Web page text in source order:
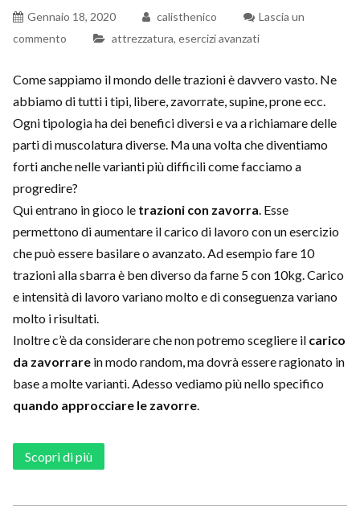
Gennaio 18, 2020 calisthenico
Lascia un
commento
attrezzatura, esercizi avanzati
Come sappiamo il mondo delle trazioni è davvero vasto. Ne
abbiamo di tutti i tipi, libere, zavorrate, supine, prone ecc.
Ogni tipologia ha dei benefici diversi e va a richiamare delle
parti di muscolatura diverse. Ma una volta che diventiamo
forti anche nelle varianti più difficili come facciamo a
progredire?
Qui entrano in gioco le trazioni con zavorra . Esse
permettono di aumentare il carico di lavoro con un esercizio
che può essere basilare o avanzato. Ad esempio fare 10
trazioni alla sbarra è ben diverso da farne 5 con 10kg. Carico
e intensità di lavoro variano molto e di conseguenza variano
molto i risultati.
Inoltre c’è da considerare che non potremo scegliere il carico
da zavorrarein modo random, ma dovrà essere ragionato in
base a molte varianti. Adesso vediamo più nello specifico
quando approcciare le zavorre.
Scopri di più